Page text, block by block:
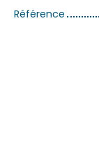
Référence